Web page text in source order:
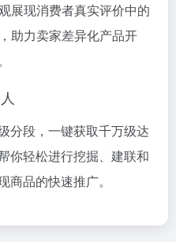
展现消费者真实评价中的
助力卖家差异化产品开
分段，一键获取千万级达
你轻松进行挖掘、建联和
品的快速推广。